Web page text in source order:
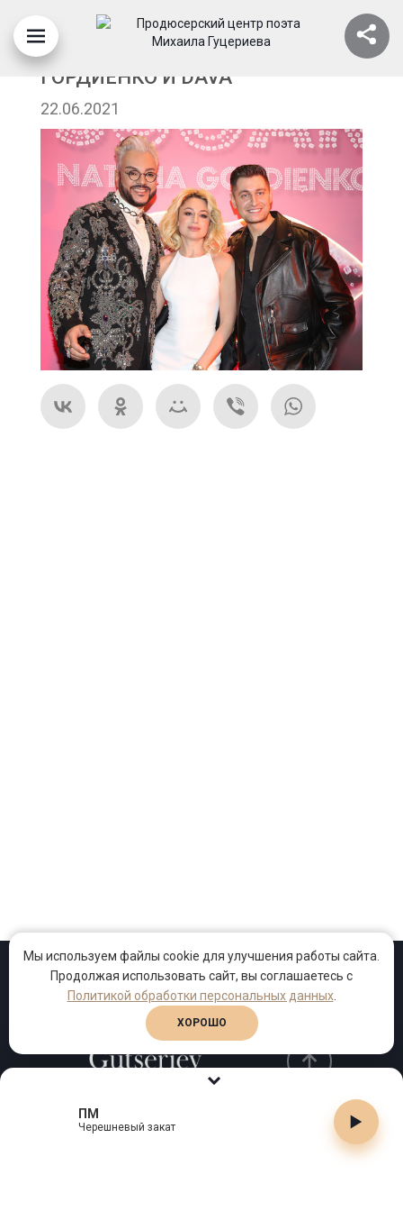
ПМ
Черешневый закат
ФИЛИПП КИРКОРОВ, НАТАЛЬЯ
ГОРДИЕНКО И DAVA
22.06.2021
Проекты Песни Клипы
Телефон:
Мы используем файлы cookie для улучшения работы сайта.
Продолжая использовать сайт, вы соглашаетесь с
Политикой обработки персональных данных.
ХОРОШО